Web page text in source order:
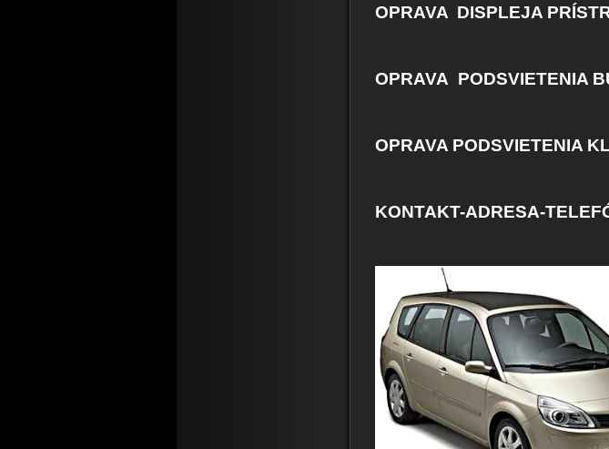
OPRAVA DISPLEJA
OPRAVA PODSVIETENIA
OPRAVA PODSVIETENIA
KONTAKT-ADRESA-